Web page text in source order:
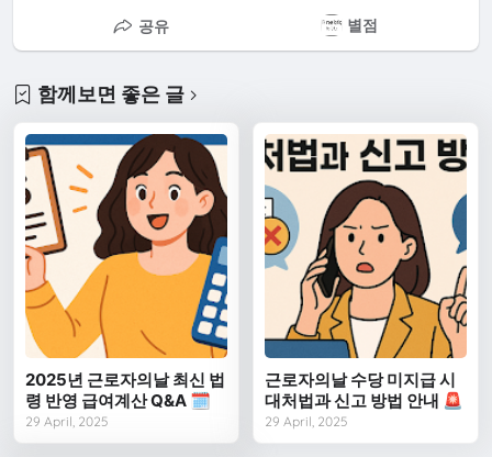
공유
별점
함께보면 좋은 글
2025년 근로자의날 최신 법
령 반영 급여계산 Q&A 🗓️
29 April, 2025
근로자의날 수당 미지급 시
대처법과 신고 방법 안내 🚨
29 April, 2025